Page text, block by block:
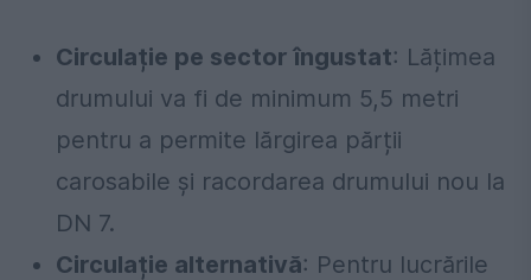
Circulație pe sector îngustat: Lățimea
drumului va fi de minimum 5,5 metri
pentru a permite lărgirea părții
carosabile și racordarea drumului nou la
DN 7.
Circulație alternativă: Pentru lucrările